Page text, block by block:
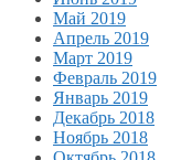
Май 2019
Апрель 2019
Март 2019
Февраль 2019
Январь 2019
Декабрь 2018
Ноябрь 2018